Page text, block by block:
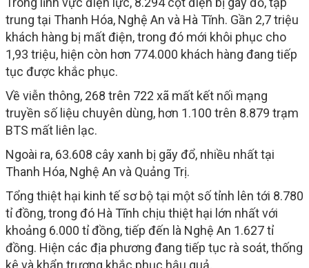
trung tại Thanh Hóa, Nghệ An và Hà Tĩnh. Gần 2,7 triệu
khách hàng bị mất điện, trong đó mới khôi phục cho
1,93 triệu, hiện còn hơn 774.000 khách hàng đang tiếp
tục được khắc phục.
Về viễn thông, 268 trên 722 xã mất kết nối mạng
truyền số liệu chuyên dùng, hơn 1.100 trên 8.879 trạm
BTS mất liên lạc.
Ngoài ra, 63.608 cây xanh bị gãy đổ, nhiều nhất tại
Thanh Hóa, Nghệ An và Quảng Trị.
Tổng thiệt hại kinh tế sơ bộ tại một số tỉnh lên tới 8.780
tỉ đồng, trong đó Hà Tĩnh chịu thiệt hại lớn nhất với
khoảng 6.000 tỉ đồng, tiếp đến là Nghệ An 1.627 tỉ
đồng. Hiện các địa phương đang tiếp tục rà soát, thống
kê và khẩn trương khắc phục hậu quả.